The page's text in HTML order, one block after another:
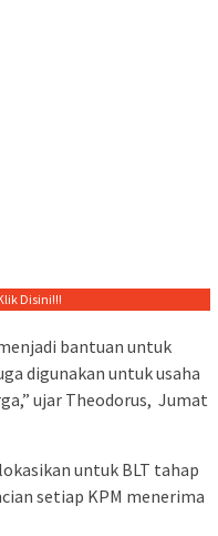
Disini!!!
bantuan untuk
digunakan untuk usaha
ujar Theodorus, Jumat
untuk BLT tahap
setiap KPM menerima